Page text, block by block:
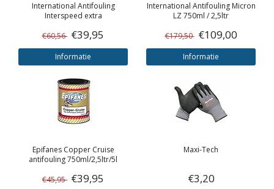
International Antifouling
Interspeed extra
€60,56 €39,95
Informatie
International Antifouling Micron
LZ 750ml / 2,5ltr
€179,50 €109,00
Informatie
EpifanesCopper Cruise
antifouling 750ml/2,5ltr/5l
€45,95 €39,95
Maxi-Tech
€3,20